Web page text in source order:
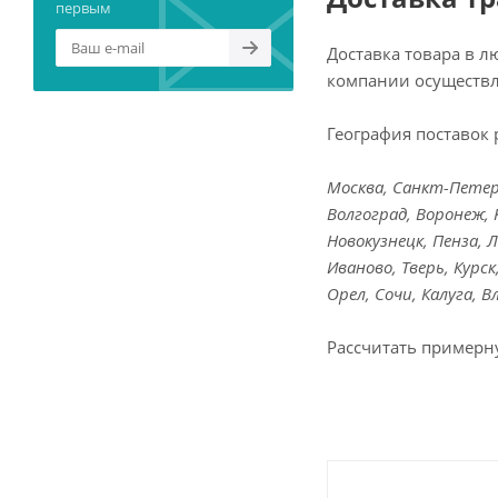
Доставка товара в
компании
География
Москва, Санкт-
Волгоград, Воронеж,
Новокузнецк, Пенза,
Иваново, Тверь,
Орел, Сочи, Калуга,
Рассчитать
первым